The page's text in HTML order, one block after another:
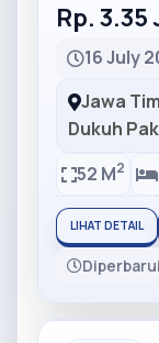
Rp.
16 July
Jawa
Dukuh
52 M2
LIHAT DETAIL